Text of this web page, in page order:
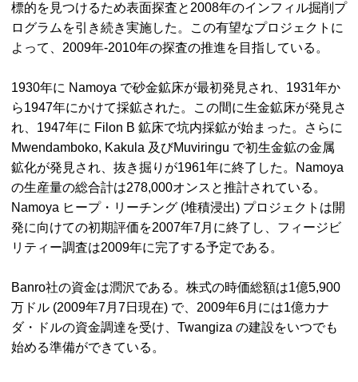
標的を見つけるため表面探査と2008年のインフィル掘削プ
ログラムを引き続き実施した。この有望なプロジェクトに
よって、2009年-2010年の探査の推進を目指している。
1930年に Namoya で砂金鉱床が最初発見され、1931年か
ら1947年にかけて採鉱された。この間に生金鉱床が発見さ
れ、1947年に Filon B 鉱床で坑内採鉱が始まった。さらに
Mwendamboko, Kakula 及びMuviringu で初生金鉱の金属
鉱化が発見され、抜き掘りが1961年に終了した。
Namoya
の生産量の総合計は278,000オンスと推計されている。
Namoya ヒープ・リーチング (堆積浸出) プロジェクトは開
発に向けての初期評価を2007年7月に終了し、フィージビ
リティー調査は2009年に完了する予定である。
Banro社の資金は潤沢である。株式の時価総額は1億5,900
万ドル (2009年7月7日現在) で、2009年6月には1億カナ
ダ・ドルの資金調達を受け、 Twangiza の建設をいつでも
始める準備ができている。